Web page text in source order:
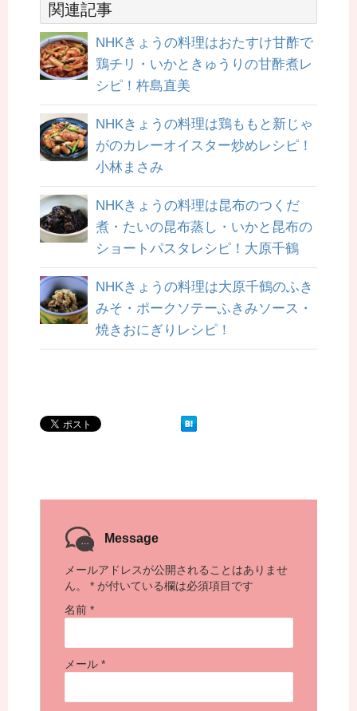
関連記事
NHKきょうの料理はおたすけ甘酢で
鶏チリ・いかときゅうりの甘酢煮レ
シピ！杵島直美
NHKきょうの料理は鶏ももと新じゃ
がのカレーオイスター炒めレシピ！
小林まさみ
NHKきょうの料理は昆布のつくだ
煮・たいの昆布蒸し・いかと昆布の
ショートパスタレシピ！大原千鶴
NHKきょうの料理は大原千鶴のふき
みそ・ポークソテーふきみソース・
焼きおにぎりレシピ！
Message
メールアドレスが公開されることはありませ
ん。
* が付いている欄は必須項目です
名前 *
メール *